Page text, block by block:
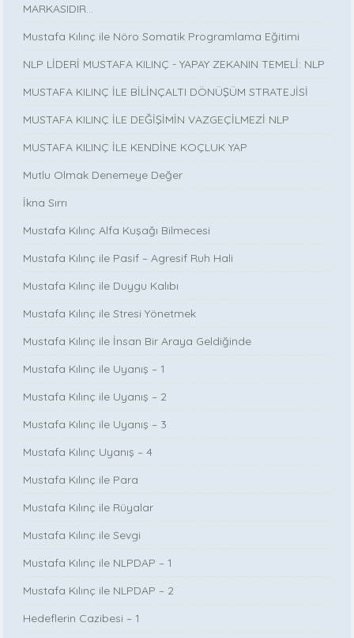
MARKASIDIR…
Mustafa Kılınç ile Nöro Somatik Programlama Eğitimi
NLP LİDERİ MUSTAFA KILINÇ - YAPAY ZEKANIN TEMELİ: NLP
MUSTAFA KILINÇ İLE BİLİNÇALTI DÖNÜŞÜM STRATEJİSİ
MUSTAFA KILINÇ İLE DEĞİŞİMİN VAZGEÇİLMEZİ NLP
MUSTAFA KILINÇ İLE KENDİNE KOÇLUK YAP
Mutlu Olmak Denemeye Değer
İkna Sırrı
Mustafa Kılınç Alfa Kuşağı Bilmecesi
Mustafa Kılınç ile Pasif – Agresif Ruh Hali
Mustafa Kılınç ile Duygu Kalıbı
Mustafa Kılınç ile Stresi Yönetmek
Mustafa Kılınç ile İnsan Bir Araya Geldiğinde
Mustafa Kılınç ile Uyanış – 1
Mustafa Kılınç ile Uyanış – 2
Mustafa Kılınç ile Uyanış – 3
Mustafa Kılınç Uyanış – 4
Mustafa Kılınç ile Para
Mustafa Kılınç ile Rüyalar
Mustafa Kılınç ile Sevgi
Mustafa Kılınç ile NLPDAP – 1
Mustafa Kılınç ile NLPDAP – 2
Hedeflerin Cazibesi – 1